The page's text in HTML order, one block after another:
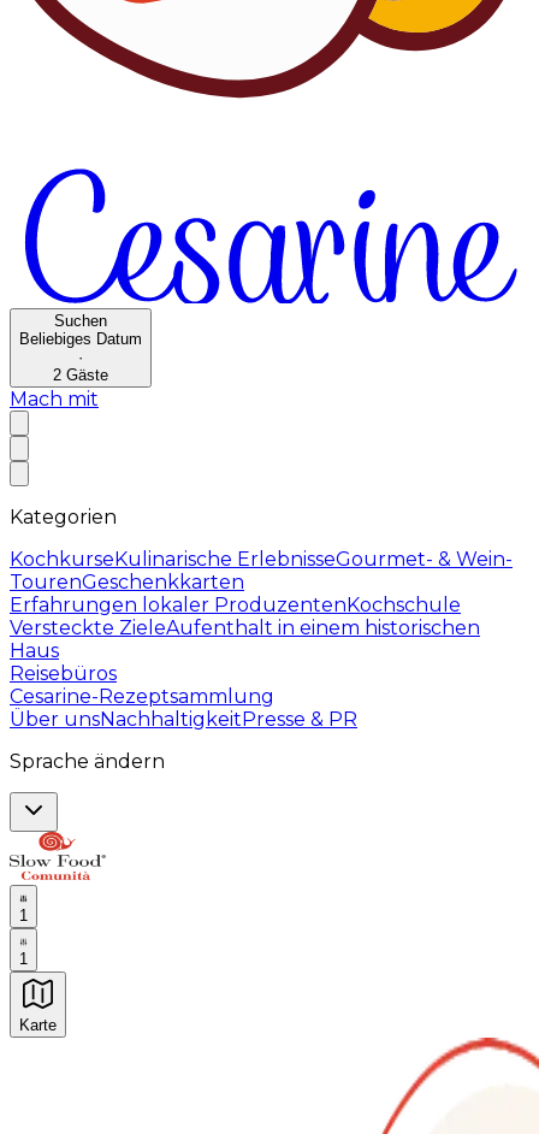
Suchen
Beliebiges Datum
·
2 Gäste
Mach mit
Kategorien
KochkurseKulinarische ErlebnisseGourmet- & Wein-
TourenGeschenkkarten
Erfahrungen lokaler ProduzentenKochschule
Versteckte ZieleAufenthalt in einem historischen
Haus
Reisebüros
Cesarine-Rezeptsammlung
Über unsNachhaltigkeitPresse & PR
Sprache ändern
1
1
Karte
Unvergessliche kulinarische Erlebnisse: